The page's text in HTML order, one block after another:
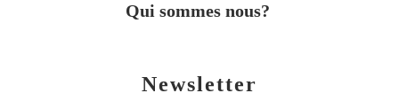
Newsletter
Qui sommes nous?